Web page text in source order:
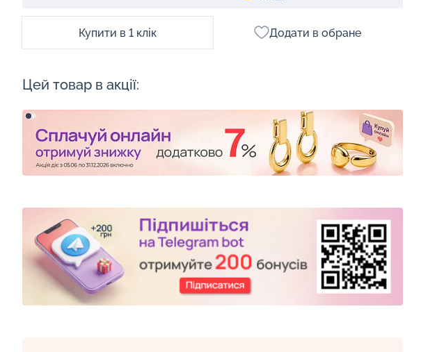
Купити в 1 клік Додати в обране
Цей товар в акції: